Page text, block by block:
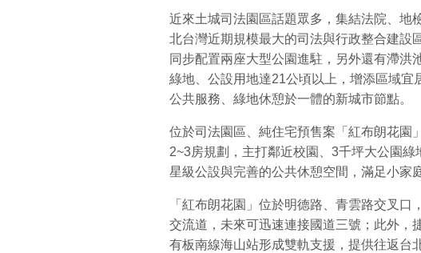
近來土城司法園區話題眾多，集結法院、地
北台灣近期規模最大的司法與行政整合建設
同步配置兩座大型公園進駐，另外還有滯洪
綠地、公設用地達21公頃以上，增添區域宜
公共服務、綠地休憩於一體的新城市節點。
位於司法園區、純住宅預售案「紅布朗花園
2~3房規劃，主打鄰近校園、3千坪大公園
星級公設與完善的公共休憩空間，滿足小家
「紅布朗花園」位於明德路、青雲路交叉
交流道，未來可迅速連接國道三號；此外，
有板南線海山站形成雙軌支援，提供往返台